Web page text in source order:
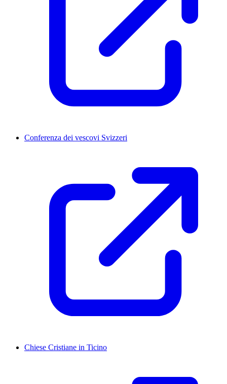
Conferenza dei vescovi Svizzeri
Chiese Cristiane in Ticino